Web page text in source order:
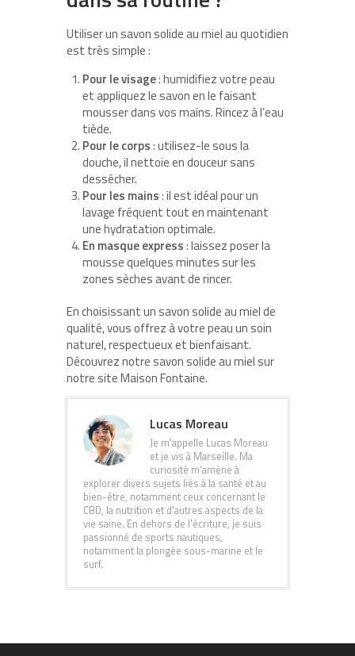
Utiliser un savon solide au miel au quotidien
est très simple :
Pour le visage: humidifiez votre peau
et appliquez le savon en le faisant
mousser dans vos mains. Rincez à l’eau
tiède.
Pour le corps: utilisez-le sous la
douche, il nettoie en douceur sans
dessécher.
Pour les mains: il est idéal pour un
lavage fréquent tout en maintenant
une hydratation optimale.
En masque express: laissez poser la
mousse quelques minutes sur les
zones sèches avant de rincer.
En choisissant un savon solide au miel de
qualité, vous offrez à votre peau un soin
naturel, respectueux et bienfaisant.
Découvrez notre savon solide au miel sur
notre site Maison Fontaine.
Lucas Moreau
Je m'appelle Lucas Moreau
et je vis à Marseille. Ma
curiosité m'amène à
explorer divers sujets liés à la santé et au
bien-être, notamment ceux concernant le
CBD, la nutrition et d'autres aspects de la
vie saine. En dehors de l'écriture, je suis
passionné de sports nautiques,
notamment la plongée sous-marine et le
surf.